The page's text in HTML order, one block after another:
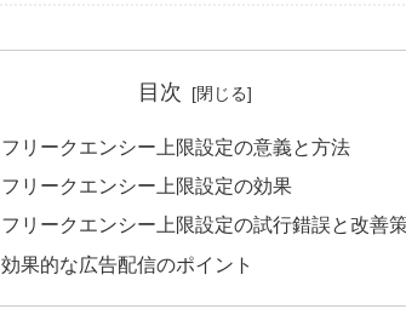
目次
フリークエンシー上限設定の意義と方法
フリークエンシー上限設定の効果
フリークエンシー上限設定の試行錯誤と改善
効果的な広告配信のポイント